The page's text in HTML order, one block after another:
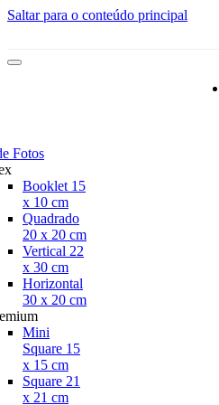
Saltar para o conteúdo principal
Fotos
Booklet 15
x 10 cm
Quadrado
20 x 20 cm
Vertical 22
x 30 cm
Horizontal
30 x 20 cm
Mini
Square 15
x 15 cm
Square 21
x 21 cm